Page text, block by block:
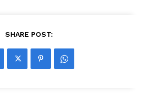
SHARE POST: